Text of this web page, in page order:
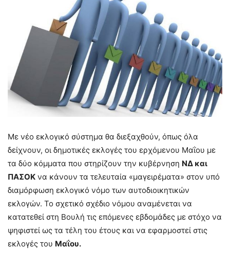
Με νέο εκλογικό σύστημα θα διεξαχθούν, όπως όλα
δείχνουν, οι δημοτικές εκλογές του ερχόμενου Μαΐου με
τα δύο κόμματα που στηρίζουν την κυβέρνηση ΝΔ και
ΠΑΣΟΚ να κάνουν τα τελευταία «μαγειρέματα» στον υπό
διαμόρφωση εκλογικό νόμο των αυτοδιοικητικών
εκλογών. Το σχετικό σχέδιο νόμου αναμένεται να
κατατεθεί στη Βουλή τις επόμενες εβδομάδες με στόχο να
ψηφιστεί ως τα τέλη του έτους και να εφαρμοστεί στις
εκλογές του Μαΐου.